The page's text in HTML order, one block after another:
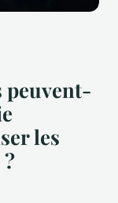
peuvent-
les